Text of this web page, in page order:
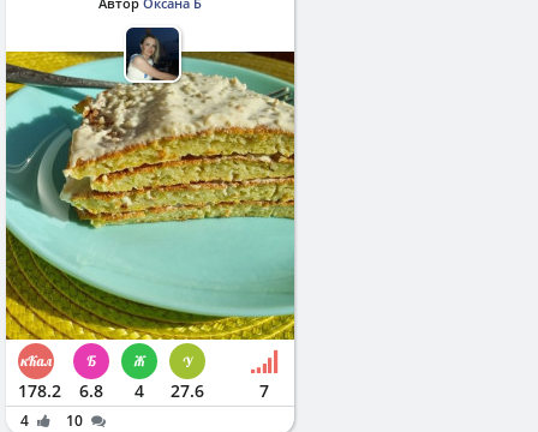
178.2 6.8 4 27.6 7
4
10